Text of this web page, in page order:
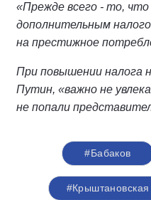
«Прежде всего - то,
дополнительным
на престижное
При повышении налога
Путин, «важно не
не попали
#Бабаков
#Крыштановская